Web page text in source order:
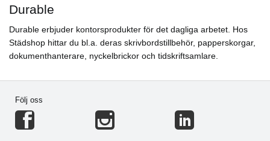
Durable
Durable erbjuder kontorsprodukter för det dagliga arbetet. Hos
Städshop hittar du bl.a. deras skrivbordstillbehör, papperskorgar,
dokumenthanterare, nyckelbrickor och tidskriftsamlare.
Följ oss